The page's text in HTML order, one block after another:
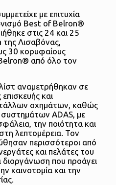
με επιτυχία
Best of Belron®
στις 24 και 25
της Λισαβόνας,
30 κορυφαίους
από όλο τον
αναμετρήθηκαν σε
επισκευής και
οχημάτων, καθώς
συστημάτων ADAS, με
την ποιότητα και
λεπτομέρεια. Τον
περισσότεροι από
και πελάτες του
που προάγει
καινοτομία και την